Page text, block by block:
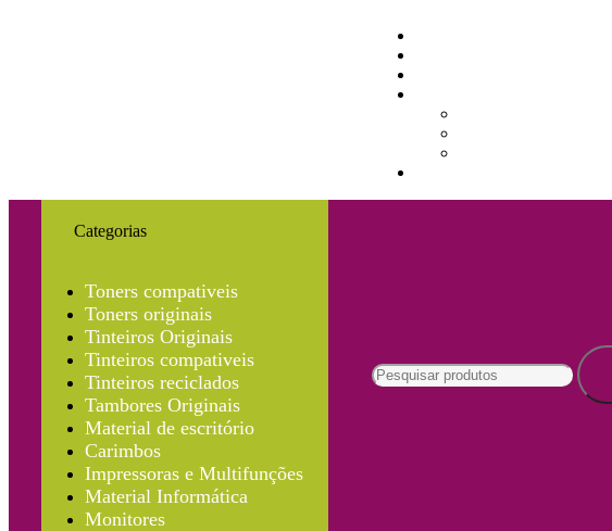
Categorias
Toners compativeis
Toners originais
Tinteiros Originais
Tinteiros compativeis
Tinteiros reciclados
Tambores Originais
Material de escritório
Carimbos
Impressoras e Multifunções
Material Informática
Monitores